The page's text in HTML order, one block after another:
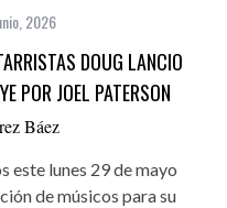
2026
DOUG LANCIO
POR JOEL PATERSON
Báez
este lunes 29 de mayo
de músicos para su